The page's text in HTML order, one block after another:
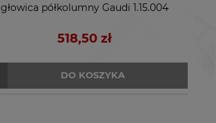
głowica półkolumny Gaudi 1.15.004
518,50 zł
DO KOSZYKA